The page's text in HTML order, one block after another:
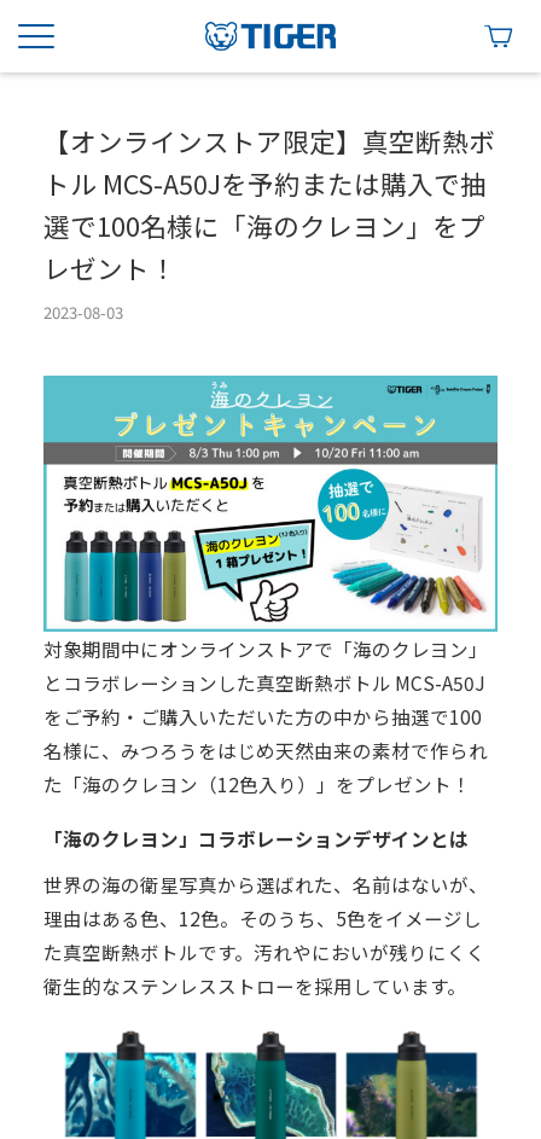
【オンラインストア限定】真空断熱ボ
トル MCS-A50Jを予約または購入で抽
選で100名様に「海のクレヨン」をプ
レゼント！
2023-08-03
対象期間中にオンラインストアで「海のクレヨン」
とコラボレーションした真空断熱ボトル MCS-A50J
をご予約・ご購入いただいた方の中から抽選で100
名様に、みつろうをはじめ天然由来の素材で作られ
た「海のクレヨン（12色入り）」をプレゼント！
「海のクレヨン」コラボレーションデザインとは
世界の海の衛星写真から選ばれた、名前はないが、
理由はある色、12色。そのうち、5色をイメージし
た真空断熱ボトルです。汚れやにおいが残りにくく
衛生的なステンレスストローを採用しています。